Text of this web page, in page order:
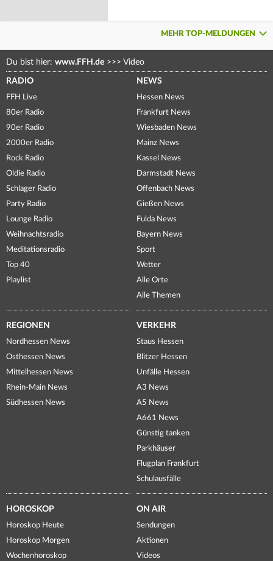
MEHR TOP-MELDUNGEN
Du bist hier: www.FFH.de >>> Video
RADIO
FFH Live
80er Radio
90er Radio
2000er Radio
Rock Radio
Oldie Radio
Schlager Radio
Party Radio
Lounge Radio
Weihnachtsradio
Meditationsradio
Top 40
Playlist
NEWS
Hessen News
Frankfurt News
Wiesbaden News
Mainz News
Kassel News
Darmstadt News
Offenbach News
Gießen News
Fulda News
Bayern News
Sport
Wetter
Alle Orte
Alle Themen
REGIONEN
Nordhessen News
Osthessen News
Mittelhessen News
Rhein-Main News
Südhessen News
VERKEHR
Staus Hessen
Blitzer Hessen
Unfälle Hessen
A3 News
A5 News
A661 News
Günstig tanken
Parkhäuser
Flugplan Frankfurt
Schulausfälle
HOROSKOP
Horoskop Heute
Horoskop Morgen
Wochenhoroskop
ON AIR
Sendungen
Aktionen
Videos